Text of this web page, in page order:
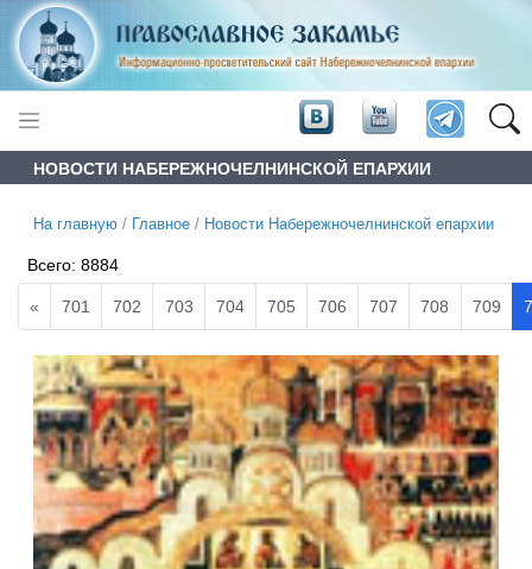
НОВОСТИ НАБЕРЕЖНОЧЕЛНИНСКОЙ ЕПАРХИИ
На главную / Главное / Новости Набережночелнинской епархии
Всего:8884
« 701 702 703 704 705 706 707 708 709